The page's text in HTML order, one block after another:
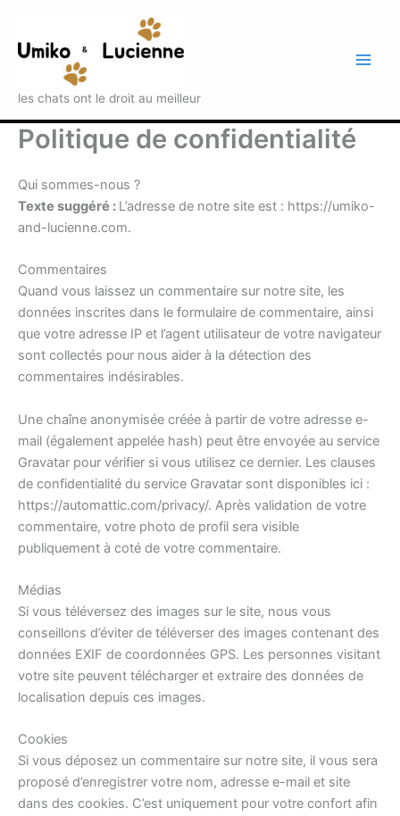
contenu
les chats ont le droit au meilleur
Politique de confidentialité
Qui sommes-nous ?
Texte suggéré : L’adresse de notre site est : https://umiko-
and-lucienne.com.
Commentaires
Quand vous laissez un commentaire sur notre site, les
données inscrites dans le formulaire de commentaire, ainsi
que votre adresse IP et l’agent utilisateur de votre navigateur
sont collectés pour nous aider à la détection des
commentaires indésirables.
Une chaîne anonymisée créée à partir de votre adresse e-
mail (également appelée hash) peut être envoyée au service
Gravatar pour vérifier si vous utilisez ce dernier. Les clauses
de confidentialité du service Gravatar sont disponibles ici :
https://automattic.com/privacy/. Après validation de votre
commentaire, votre photo de profil sera visible
publiquement à coté de votre commentaire.
Médias
Si vous téléversez des images sur le site, nous vous
conseillons d’éviter de téléverser des images contenant des
données EXIF de coordonnées GPS. Les personnes visitant
votre site peuvent télécharger et extraire des données de
localisation depuis ces images.
Cookies
Si vous déposez un commentaire sur notre site, il vous sera
proposé d’enregistrer votre nom, adresse e-mail et site
dans des cookies. C’est uniquement pour votre confort afin